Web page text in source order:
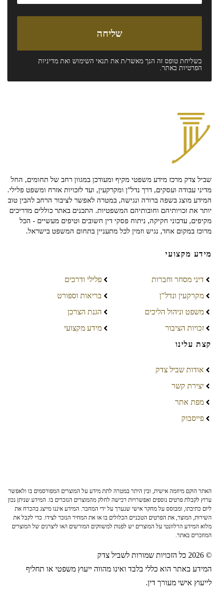
בשליחת טופס זה הנך מאשר/ת את תנאי השימוש ואת מדיניות
הפרטיות באתר.
שביל צדק מרכז מידע משפטי מקיף ומעודכן במגוון רחב של תחומים, החל
מדיני עבודה ועסקים, דרך נדל"ן ומקרקעין, ועד לזכויות אזרח ומשפט פלילי.
המידע מוצג בשפה ברורה ונגישה, במטרה לאפשר לציבור הרחב להבין טוב
יותר את זכויותיהם וחובותיהם המשפטיות. התכנים באתר כוללים מדריכים
מקיפים, עדכוני חקיקה, ניתוח פסקי דין חשובים וטיפים מעשיים - הכל
מרוכז במקום אחד, נגיש וזמין לכל מתעניין בתחום המשפט בישראל.
מידע מקצועי
דיני מסחר וחברות
מקרקעין ונדל"ן
משפט וניהול הליכים
זכויות הציבור
פלילי ודרכים
בריאות וספורט
הגנת הצרכן
מידע מקצועי
קצת עלינו
אודות שביל צדק
יצירת קשר
מפת אתר
פייסבוק
האתר הוקם מיוזמה אישית, ובין היתר במטרה לתת מידע על המוצרים המפורסמים בו ולאפשר
ערוץ לקבלת פרטים נוספים ואפשרויות רכישה לחלק מהמוצרים הנזכרים בו. המידע שניתן נכון
ליום כתיבתו, ומבוסס על מחקר אישי שנערך על ידי המחבר. המידע איננו מייצג בהכרח את
השירות, המוצר, את הפרטים הטכניים הכלולים בו או את המחיר הנזכר לצידו. כדי לקבל את
מלוא המידע הרלוונטי על המוצרים יש לפנות למשווקים המורשים ו/או ליצרנים של המוצרים
המוזכרים באתר.
© 2026 כל הזכויות שמורות לשביל צדק
המידע באתר הוא כללי בלבד ואינו מהווה ייעוץ משפטי או תחליף
לייעוץ אישי מעורך דין.